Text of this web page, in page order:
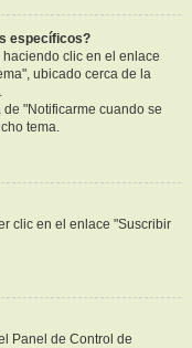
específicos?
clic en el enlace
ubicado cerca de la
"Notificarme cuando se
tema.
clic en el enlace "Suscribir
Panel de Control de